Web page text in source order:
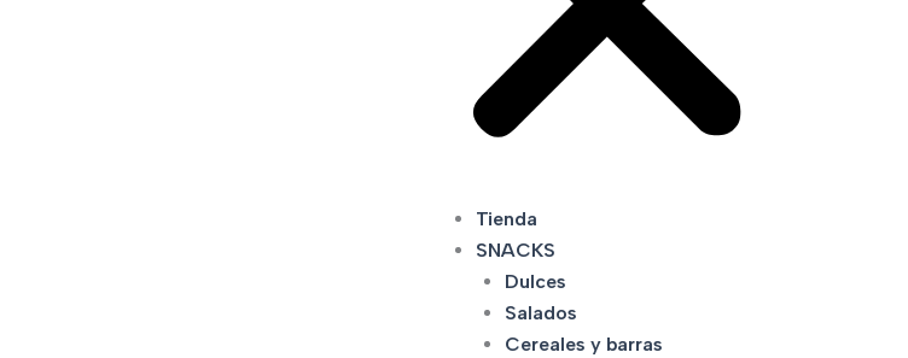
Tienda
SNACKS
Dulces
Salados
Cereales y barras